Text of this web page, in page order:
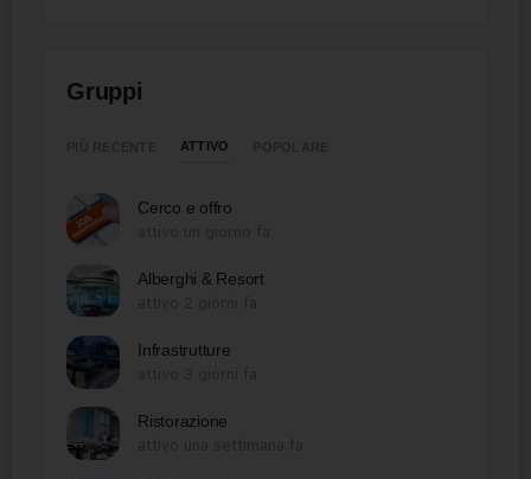
Gruppi
ATTIVO
Cerco e offro
Alberghi & Resort
Infrastrutture
Ristorazione